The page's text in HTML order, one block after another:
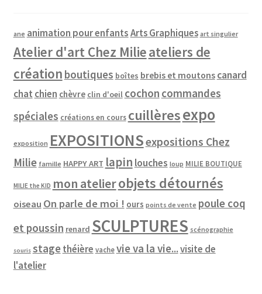
ane animation pour enfantsArts Graphiques art singulier
Atelier d'art Chez Milieateliers de
création boutiques boîtes brebis et moutons canard
chat chien chèvre clin d'oeil cochon commandes
spéciales créations en cours cuillèresexpo
exposition EXPOSITIONSexpositions Chez
Milie famille HAPPY ART lapin louches loup MILIE BOUTIQUE
MILIE the KID mon atelierobjets détournés
oiseau On parle de moi ! ours points de vente poule coq
et poussin renard SCULPTURES scénographie
souris stagethéière vache vie va la vie...visite de
l'atelier